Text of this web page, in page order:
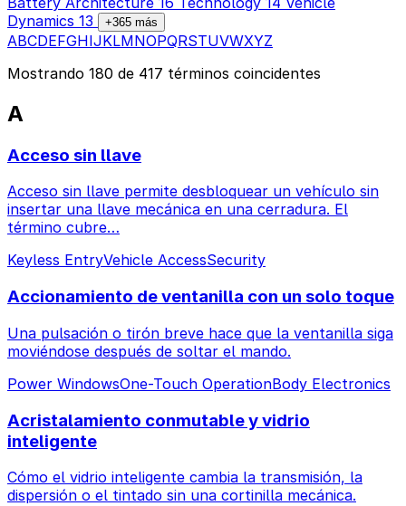
Dynamics 13 +365 más
ABCDEFGHIJKLMNOPQRSTUVWXYZ
Mostrando 180 de 417 términos coincidentes
A
Acceso sin llave
Acceso sin llave permite desbloquear un vehículo sin
insertar una llave mecánica en una cerradura. El
término cubre…
Keyless EntryVehicle AccessSecurity
Accionamiento de ventanilla con un solo toque
Una pulsación o tirón breve hace que la ventanilla siga
moviéndose después de soltar el mando.
Power WindowsOne-Touch OperationBody Electronics
Acristalamiento conmutable y vidrio
inteligente
Cómo el vidrio inteligente cambia la transmisión, la
dispersión o el tintado sin una cortinilla mecánica.